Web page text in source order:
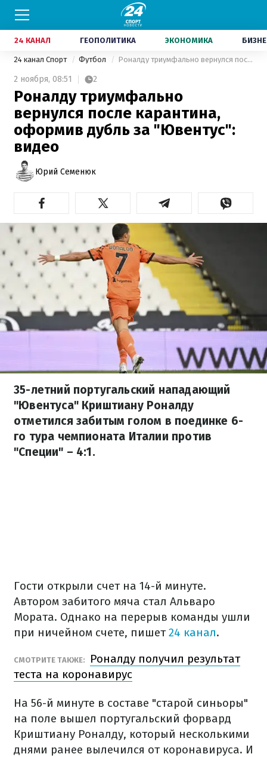
24 КАНАЛ ГЕОПОЛИТИКА ЭКОНОМИКА
24 канал Спорт Футбол Роналду триумфально вернулся после карантина, оформив дубль за "Ювентус": видео
2 ноября, 08:51 2
Роналду триумфально
вернулся после карантина,
оформив дубль за "Ювентус":
видео
Юрий Семенюк
35-летний португальский нападающий
"Ювентуса" Криштиану Роналду
отметился забитым голом в поединке 6-
го тура чемпионата Италии против
"Специи" – 4:1.
Гости открыли счет на 14-й минуте.
Автором забитого мяча стал Альваро
Мората. Однако на перерыв команды ушли
при ничейном счете, пишет24 канал.
СМОТРИТЕ ТАКЖЕ:
Роналду получил результат
теста на коронавирус
На 56-й минуте в составе "старой синьоры"
на поле вышел португальский форвард
Криштиану Роналду, который несколькими
днями ранее вылечился от коронавируса. И